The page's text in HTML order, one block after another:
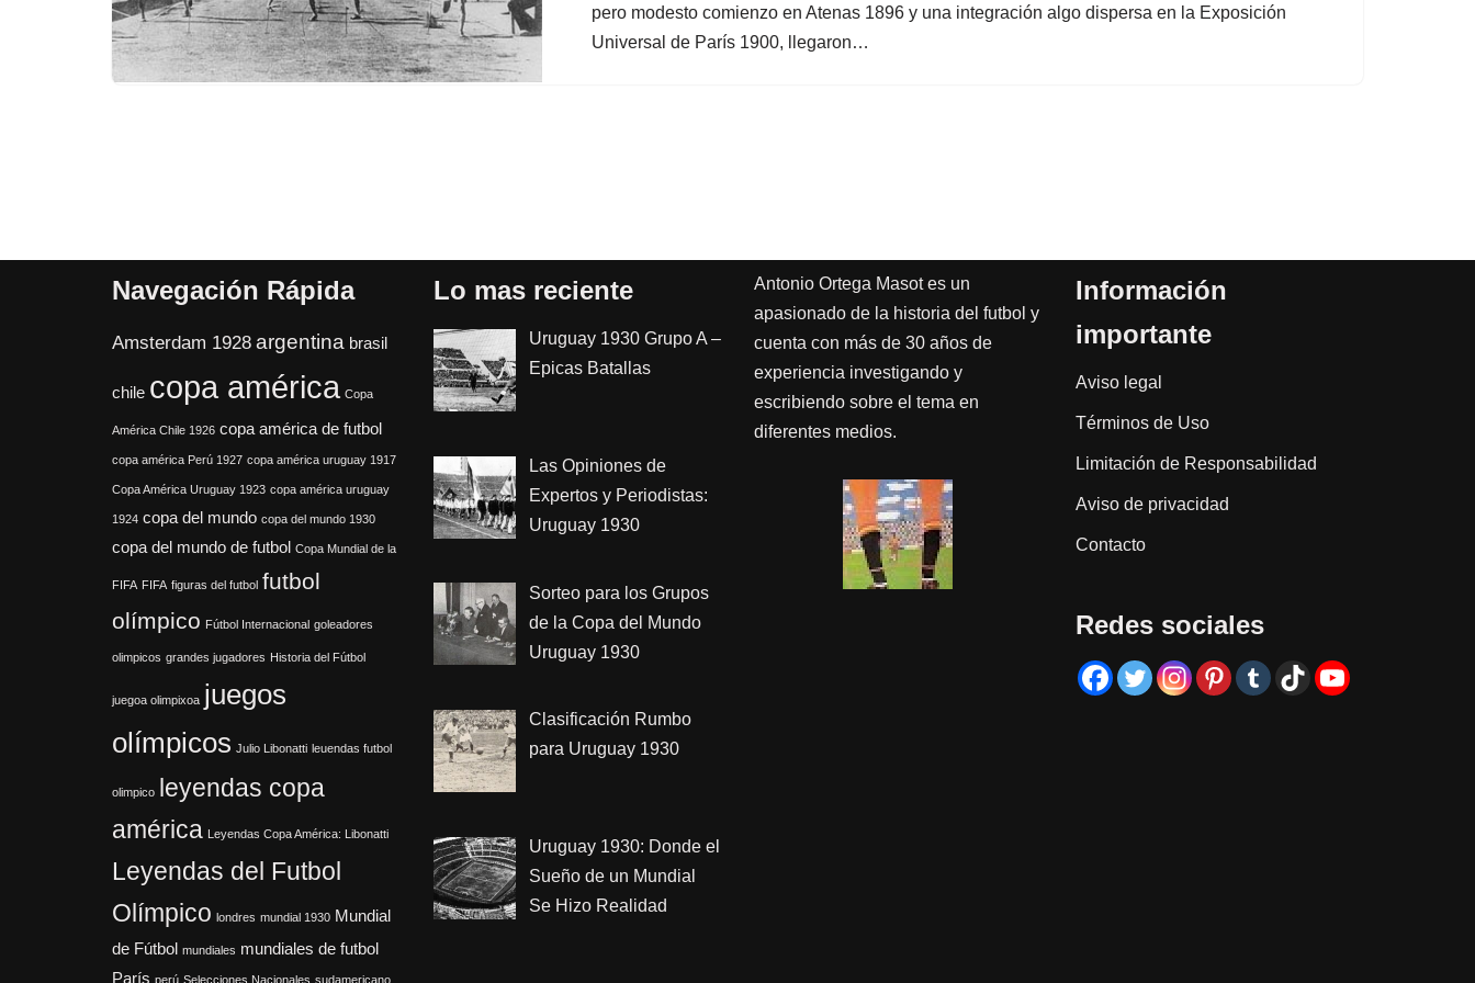
pero modesto comienzo en Atenas 1896 y una integración algo dispersa en la Exposición
Universal de París 1900, llegaron…
Navegación Rápida
Amsterdam 1928 argentina brasil
chile copa américa Copa
América Chile 1926 copa américa de futbol
copa américa Perú 1927 copa américa uruguay 1917
Copa América Uruguay 1923 copa américa uruguay
1924 copa del mundo copa del mundo 1930
copa del mundo de futbol Copa Mundial de la
FIFA FIFA figuras del futbol futbol
olímpico Fútbol Internacional goleadores
olimpicos grandes jugadores Historia del Fútbol
juegoa olimpixoa juegos
olímpicos Julio Libonatti leuendas futbol
olimpico leyendas copa
américa Leyendas Copa América: Libonatti
Leyendas del Futbol
Olímpico londres mundial 1930 Mundial
de Fútbol mundiales mundiales de futbol
París perú Selecciones Nacionales sudamericano
Lo mas reciente
Uruguay 1930 Grupo A –
Epicas Batallas
Las Opiniones de
Expertos y Periodistas:
Uruguay 1930
Sorteo para los Grupos
de la Copa del Mundo
Uruguay 1930
Clasificación Rumbo
para Uruguay 1930
Uruguay 1930: Donde el
Sueño de un Mundial
Se Hizo Realidad
Antonio Ortega Masot es un
apasionado de la historia del futbol y
cuenta con más de 30 años de
experiencia investigando y
escribiendo sobre el tema en
diferentes medios.
Información
importante
Aviso legal
Términos de Uso
Limitación de Responsabilidad
Aviso de privacidad
Contacto
Redes sociales